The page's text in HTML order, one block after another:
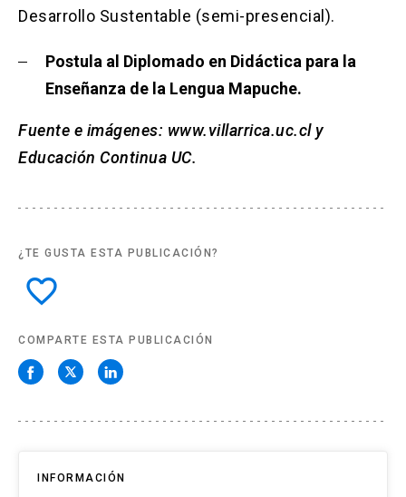
Desarrollo Sustentable (semi-presencial).
Postula al Diplomado en Didáctica para la
Enseñanza de la Lengua Mapuche.
Fuente e imágenes: www.villarrica.uc.cly
Educación Continua UC.
¿TE GUSTA ESTA PUBLICACIÓN?
favorite_border
COMPARTE ESTA PUBLICACIÓN
INFORMACIÓN